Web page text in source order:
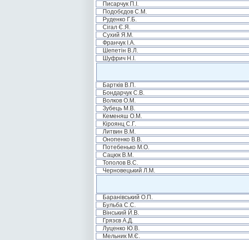
Писарчук П.І.
Подобєдов С.М.
Руденко Г.Б.
Сігал Є.Я.
Сухий Я.М.
Франчук І.А.
Шепетін В.Л.
Шуфрич Н.І.
Бартків В.П.
Бондарчук С.В.
Волков О.М.
Зубець М.В.
Кеменяш О.М.
Кіроянц С.Г.
Литвин В.М.
Онопенко В.В.
Потебенько М.О.
Сацюк В.М.
Тополов В.С.
Черновецький Л.М.
Баранівський О.П.
Бульба С.С.
Вінський Й.В.
Грязєв А.Д.
Луценко Ю.В.
Мельник М.Є.